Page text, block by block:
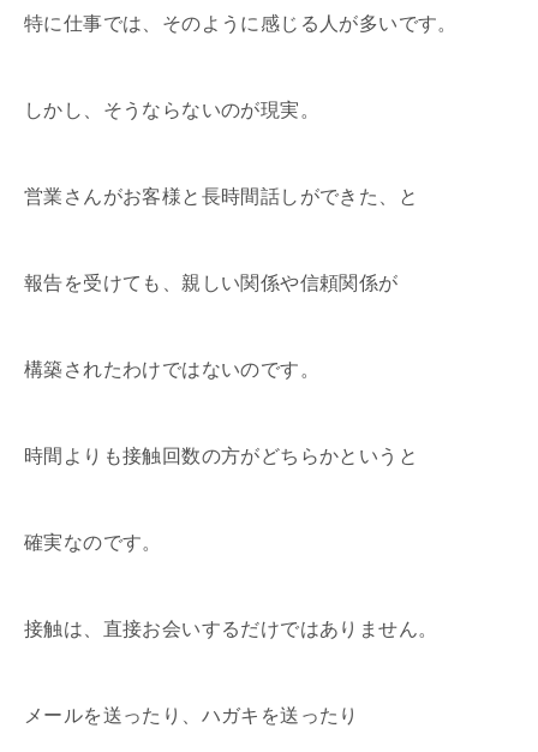
特に仕事では、そのように感じる人が多いです。
しかし、そうならないのが現実。
営業さんがお客様と長時間話しができた、と
報告を受けても、親しい関係や信頼関係が
構築されたわけではないのです。
時間よりも接触回数の方がどちらかというと
確実なのです。
接触は、直接お会いするだけではありません。
メールを送ったり、ハガキを送ったり